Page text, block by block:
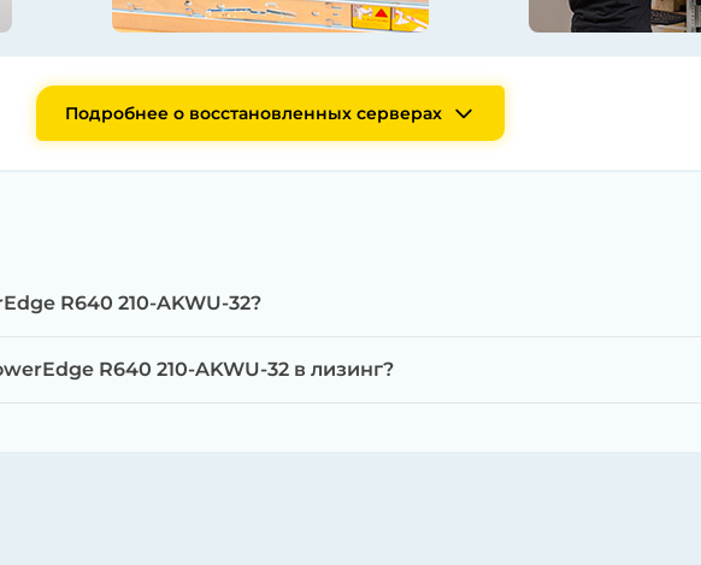
Подробнее о восстановленных серверах
на специализированном оборудовании с проверкой
R640 210-AKWU-32?
R640 210-AKWU-32 в лизинг?